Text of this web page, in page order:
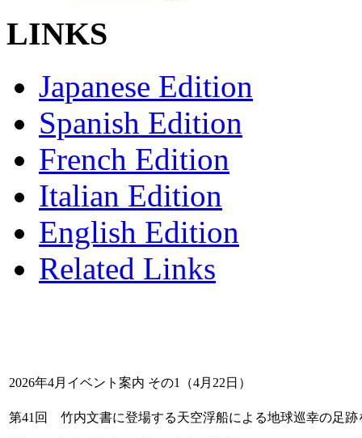
LINKS
Japanese Edition
Spanish Edition
French Edition
Italian Edition
English Edition
Related Links
2026年4月イベント案内 その1（4月22日）
第41回 竹内文書に登場する天空浮船による地球巡幸の足